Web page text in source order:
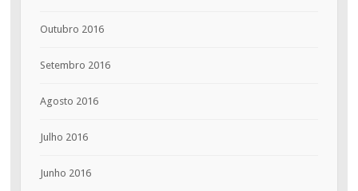
Outubro 2016
Setembro 2016
Agosto 2016
Julho 2016
Junho 2016